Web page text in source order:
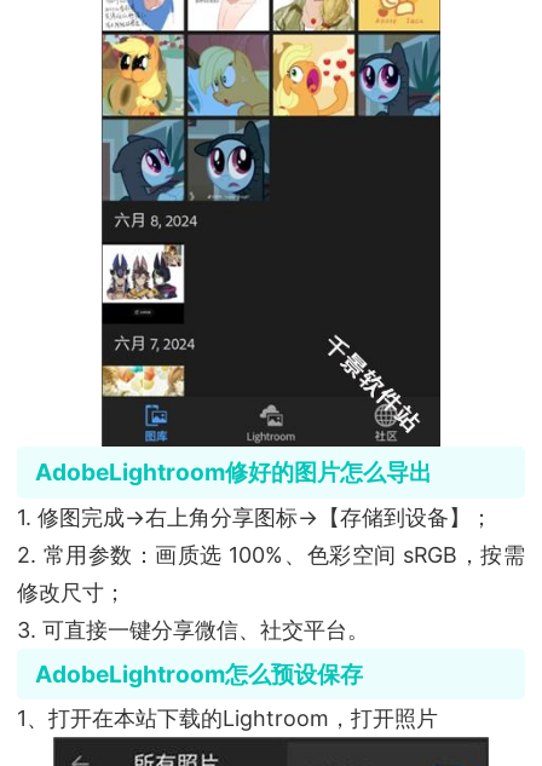
AdobeLightroom修好的图片怎么导出
1. 修图完成→右上角分享图标→【存储到设备】；
2. 常用参数：画质选 100%、色彩空间 sRGB，按需
修改尺寸；
3. 可直接一键分享微信、社交平台。
AdobeLightroom怎么预设保存
1、打开在本站下载的Lightroom，打开照片